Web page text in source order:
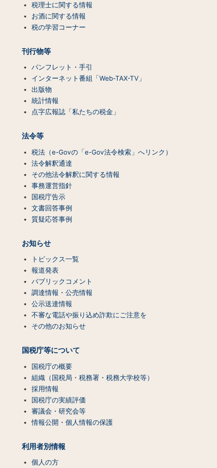
税理士に関する情報
お酒に関する情報
税の学習コーナー
刊行物等
パンフレット・手引
インターネット番組「Web-TAX-TV」
出版物
統計情報
点字広報誌「私たちの税金」
法令等
税法（e-Govの「e-Gov法令検索」へリンク）
法令解釈通達
その他法令解釈に関する情報
事務運営指針
国税庁告示
文書回答事例
質疑応答事例
お知らせ
トピックス一覧
報道発表
パブリックコメント
調達情報・公売情報
公示送達情報
不審な電話や振り込め詐欺にご注意を
その他のお知らせ
国税庁等について
国税庁の概要
組織（国税局・税務署・税務大学校等）
採用情報
国税庁の実績評価
審議会・研究会等
情報公開・個人情報の保護
利用者別情報
個人の方